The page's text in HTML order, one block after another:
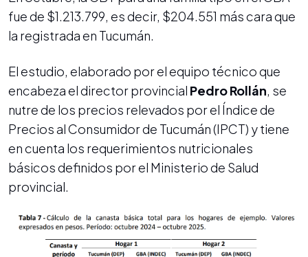
fue de $1.213.799, es decir, $204.551 más cara que
la registrada en Tucumán.
El estudio, elaborado por el equipo técnico que
encabeza el director provincial Pedro Rollán, se
nutre de los precios relevados por el Índice de
Precios al Consumidor de Tucumán (IPCT) y tiene
en cuenta los requerimientos nutricionales
básicos definidos por el Ministerio de Salud
provincial.